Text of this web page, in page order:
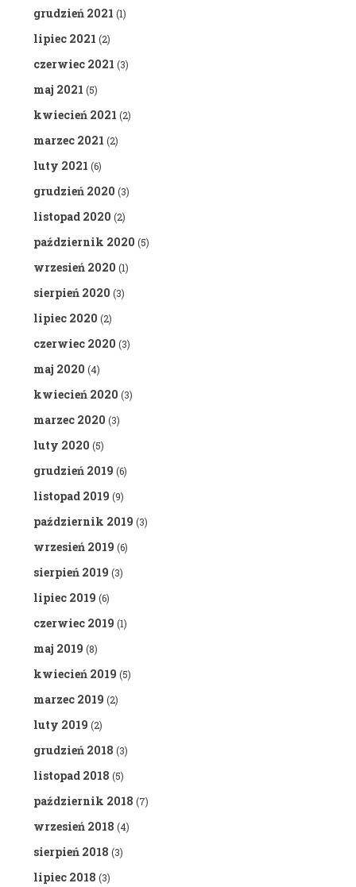
grudzień 2021 (1)
lipiec 2021 (2)
czerwiec 2021 (3)
maj 2021 (5)
kwiecień 2021 (2)
marzec 2021 (2)
luty 2021 (6)
grudzień 2020 (3)
listopad 2020 (2)
październik 2020 (5)
wrzesień 2020 (1)
sierpień 2020 (3)
lipiec 2020 (2)
czerwiec 2020 (3)
maj 2020 (4)
kwiecień 2020 (3)
marzec 2020 (3)
luty 2020 (5)
grudzień 2019 (6)
listopad 2019 (9)
październik 2019 (3)
wrzesień 2019 (6)
sierpień 2019 (3)
lipiec 2019 (6)
czerwiec 2019 (1)
maj 2019 (8)
kwiecień 2019 (5)
marzec 2019 (2)
luty 2019 (2)
grudzień 2018 (3)
listopad 2018 (5)
październik 2018 (7)
wrzesień 2018 (4)
sierpień 2018 (3)
lipiec 2018 (3)